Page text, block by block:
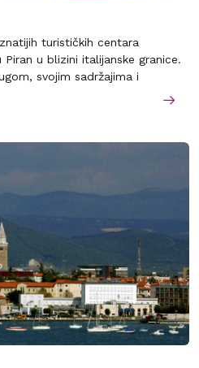
turističkih centara
u blizini italijanske granice.
svojim sadržajima i
grad gostima pruža odlične
leti tako i zimi.